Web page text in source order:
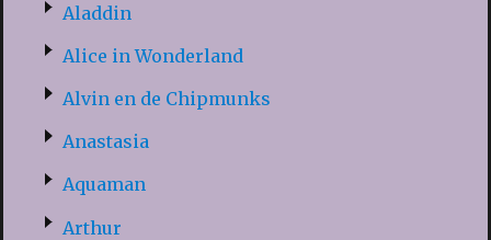
Aladdin
Alice in Wonderland
Alvin en de Chipmunks
Anastasia
Aquaman
Arthur